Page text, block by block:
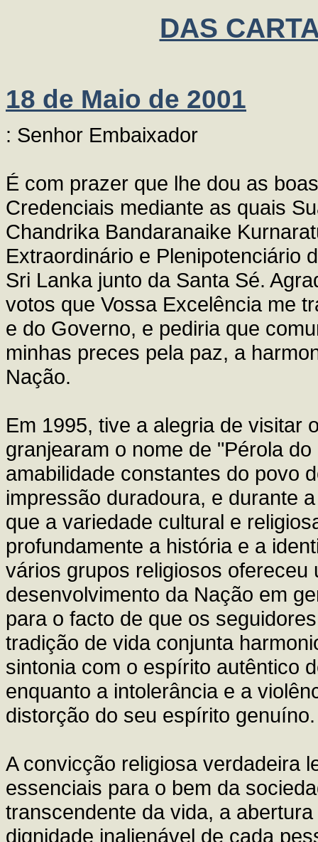
DAS
18 de Maio de 2001
: Senhor Embaixador
É com prazer que lhe dou as
Credenciais mediante as quais
Chandrika Bandaranaike
Extraordinário e Plenipotenciário
Sri Lanka junto da Santa Sé.
votos que Vossa Excelência me
e do Governo, e pediria que
minhas preces pela paz, a
Nação.
Em 1995, tive a alegria de visitar
granjearam o nome de "Pérola
amabilidade constantes do povo
impressão duradoura, e durante
que a variedade cultural e
profundamente a história e a
vários grupos religiosos
desenvolvimento da Nação em
para o facto de que os
tradição de vida conjunta
sintonia com o espírito autêntico
enquanto a intolerância e a
distorção do seu espírito genuíno.
A convicção religiosa verdadeira
essenciais para o bem da
transcendente da vida, a
dignidade inalienável de cada